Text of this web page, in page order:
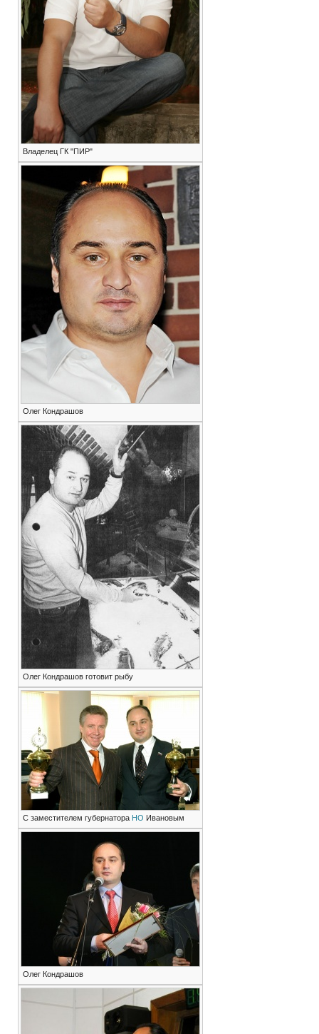
Владелец ГК "ПИР"
Олег Кондрашов
Олег Кондрашов готовит рыбу
С заместителем губернатора НО Ивановым
Олег Кондрашов